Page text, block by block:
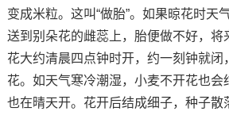
变成米粒。这叫“做胎”。如果晾花时天
送到别朵花的雌蕊上，胎便做不好，将
花大约清晨四点钟时开，约一刻钟就闭
花。如天气寒冷潮湿，小麦不开花也会
也在晴天开。花开后结成细子，种子散